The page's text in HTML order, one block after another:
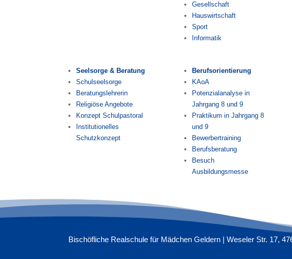
Gesellschaft
Hauswirtschaft
Sport
Informatik
Seelsorge & Beratung
Schulseelsorge
Beratungslehrerin
Religiöse Angebote
Konzept Schulpastoral
Institutionelles
Schutzkonzept
Berufsorientierung
KAoA
Potenzialanalyse in
Jahrgang 8 und 9
Praktikum in Jahrgang 8
und 9
Bewerbertraining
Berufsberatung
Besuch
Ausbildungsmesse
Bischöfliche Realschule für Mädchen Geldern | Weseler Str. 17,